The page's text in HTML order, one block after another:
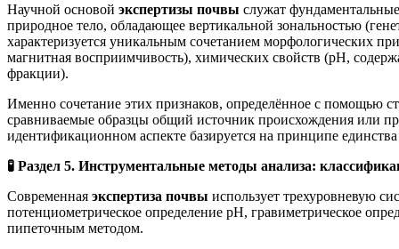
Научной основой экспертизы почвы служат
природное тело, обладающее вертикальной зональностью
характеризуется уникальным сочетанием морфологических
магнитная восприимчивость), химических свойств (pH,
фракции).
Именно сочетание этих признаков, определённое с помощью
сравниваемые образцы общий источник происхождения или
идентификационном аспекте базируется на принципе
🧪 Раздел 5. Инструментальные методы анализа:
Современная экспертиза почвы использует трехуровневую
потенциометрическое определение pH, гравиметрическое
пипеточным методом.